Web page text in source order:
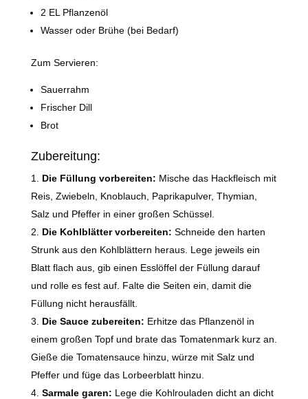
2 EL Pflanzenöl
Wasser oder Brühe (bei Bedarf)
Zum Servieren:
Sauerrahm
Frischer Dill
Brot
Zubereitung:
Die Füllung vorbereiten: Mische das Hackfleisch mit
Reis, Zwiebeln, Knoblauch, Paprikapulver, Thymian,
Salz und Pfeffer in einer großen Schüssel.
Die Kohlblätter vorbereiten: Schneide den harten
Strunk aus den Kohlblättern heraus. Lege jeweils ein
Blatt flach aus, gib einen Esslöffel der Füllung darauf
und rolle es fest auf. Falte die Seiten ein, damit die
Füllung nicht herausfällt.
Die Sauce zubereiten: Erhitze das Pflanzenöl in
einem großen Topf und brate das Tomatenmark kurz an.
Gieße die Tomatensauce hinzu, würze mit Salz und
Pfeffer und füge das Lorbeerblatt hinzu.
Sarmale garen: Lege die Kohlrouladen dicht an dicht